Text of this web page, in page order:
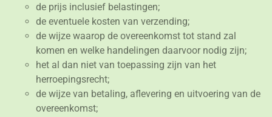
de prijs inclusief belastingen;
de eventuele kosten van verzending;
de wijze waarop de overeenkomst tot stand zal
komen en welke handelingen daarvoor nodig zijn;
het al dan niet van toepassing zijn van het
herroepingsrecht;
de wijze van betaling, aflevering en uitvoering van de
overeenkomst;